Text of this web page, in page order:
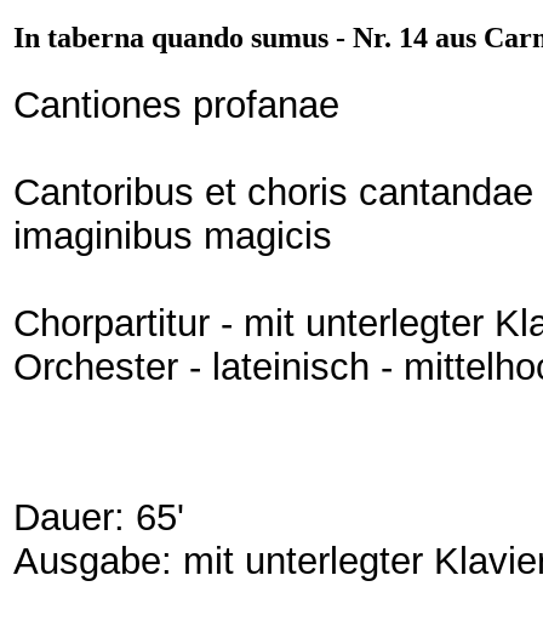
In taberna quando sumus - Nr. 14 aus
Cantiones profanae
Cantoribus et choris
imaginibus magicis
Chorpartitur - mit unterlegter
Orchester - lateinisch -
Dauer: 65'
Ausgabe: mit unterlegter